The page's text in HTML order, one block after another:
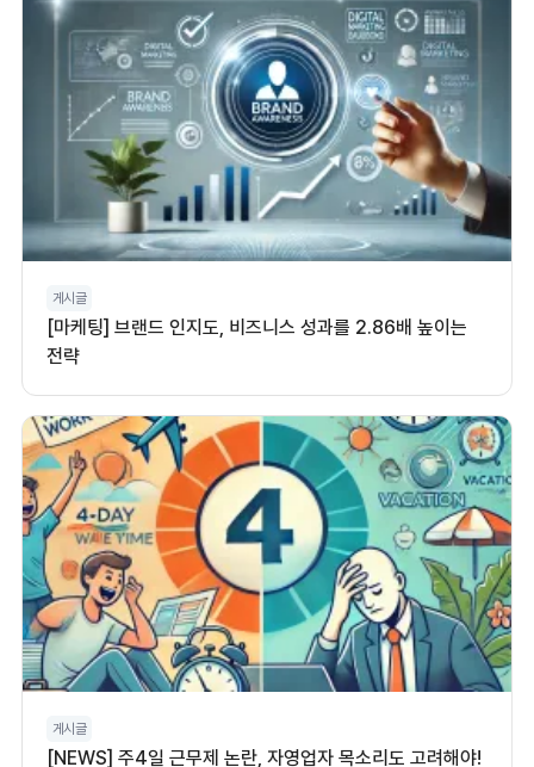
게시글
[마케팅] 브랜드 인지도, 비즈니스 성과를 2.86배 높이는
전략
게시글
[NEWS] 주4일 근무제 논란, 자영업자 목소리도 고려해야!